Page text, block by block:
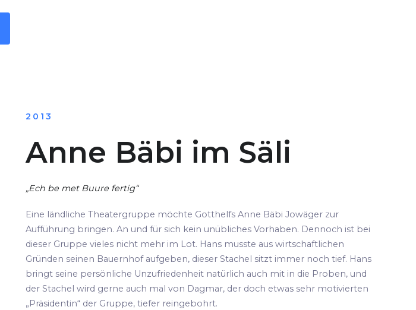
2013
Anne Bäbi im Säli
„Ech be met Buure fertig“
Eine ländliche Theatergruppe möchte Gotthelfs Anne Bäbi Jowäger zur
Aufführung bringen. An und für sich kein unübliches Vorhaben. Dennoch ist bei
dieser Gruppe vieles nicht mehr im Lot. Hans musste aus wirtschaftlichen
Gründen seinen Bauernhof aufgeben, dieser Stachel sitzt immer noch tief. Hans
bringt seine persönliche Unzufriedenheit natürlich auch mit in die Proben, und
der Stachel wird gerne auch mal von Dagmar, der doch etwas sehr motivierten
„Präsidentin“ der Gruppe, tiefer reingebohrt.